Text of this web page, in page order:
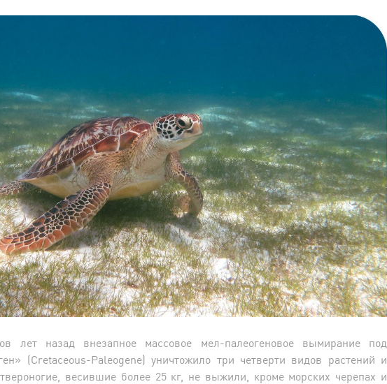
лет назад внезапное массовое мел-палеогеновое вымирание под
(Cretaceous-Paleogene) уничтожило три четверти видов растений и
весившие более 25 кг, не выжили, кроме морских черепах и